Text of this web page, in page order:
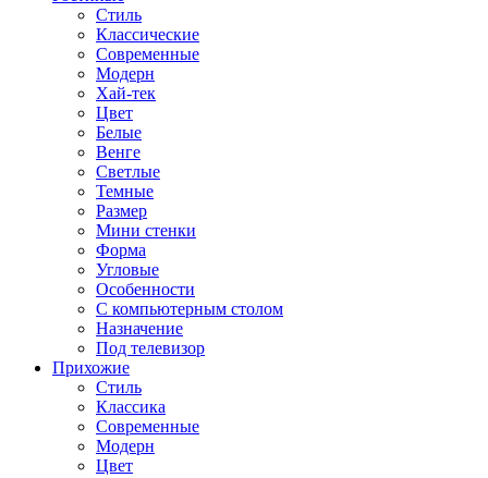
Стиль
Классические
Современные
Модерн
Хай-тек
Цвет
Белые
Венге
Светлые
Темные
Размер
Мини стенки
Форма
Угловые
Особенности
С компьютерным столом
Назначение
Под телевизор
Прихожие
Стиль
Классика
Современные
Модерн
Цвет